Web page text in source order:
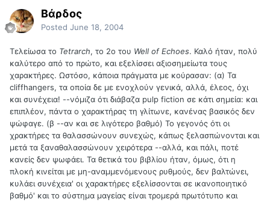
Βάρδος
Posted June 18, 2004
Τελείωσα το Tetrarch, το 2ο του Well of Echoes. Καλό ήταν, πολύ
καλύτερο από το πρώτο, και εξελίσσει αξιοσημείωτα τους
χαρακτήρες. Ωστόσο, κάποια πράγματα με κούρασαν: (α) Τα
cliffhangers, τα οποία δε με ενοχλούν γενικά, αλλά, έλεος, όχι
και συνέχεια! --νόμιζα ότι διάβαζα pulp fiction σε κάτι σημεία: και
επιπλέον, πάντα ο χαρακτήρας τη γλίτωνε, κανένας βασικός δεν
ψώφαγε. (β --αν και σε λιγότερο βαθμό) Το γεγονός ότι οι
χρακτήρες τα θαλασσώνουν συνεχώς, κάπως ξελασπώνονται και
μετά τα ξαναθαλασσώνουν χειρότερα --αλλά, και πάλι, ποτέ
κανείς δεν ψωφάει. Τα θετικά του βιβλίου ήταν, όμως, ότι η
πλοκή κινείται με μη-αναμμενόμενους ρυθμούς, δεν βαλτώνει,
κυλάει συνέχεια' οι χαρακτήρες εξελίσσονται σε ικανοποιητικό
βαθμό' και το σύστημα μαγείας είναι τρομερά πρωτότυπο και